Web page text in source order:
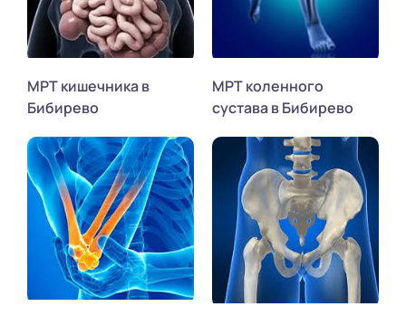
МРТ кишечника в
Бибирево
МРТ коленного
сустава в Бибирево